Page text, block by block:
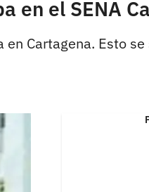
en el SENA
Cartagena. Esto